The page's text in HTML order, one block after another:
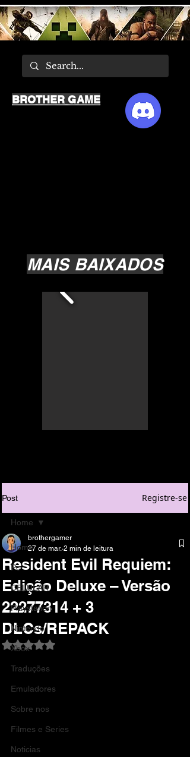
MAIS BAIXADOS
BROTHER GAME
Post Registre-se
Home
Pc
CELULAR
Playstation
Nintendo
Xbox
Traduções
Emuladores
Sobre nos
Filmes e Series
Noticias
Home
Resident Evil Requiem:
Edição Deluxe – Versão
22277314 + 3
DLCs/REPACK
brothergamer
27 de mar. 2 min de leitura
Avaliado com NaN de 5 estrelas.